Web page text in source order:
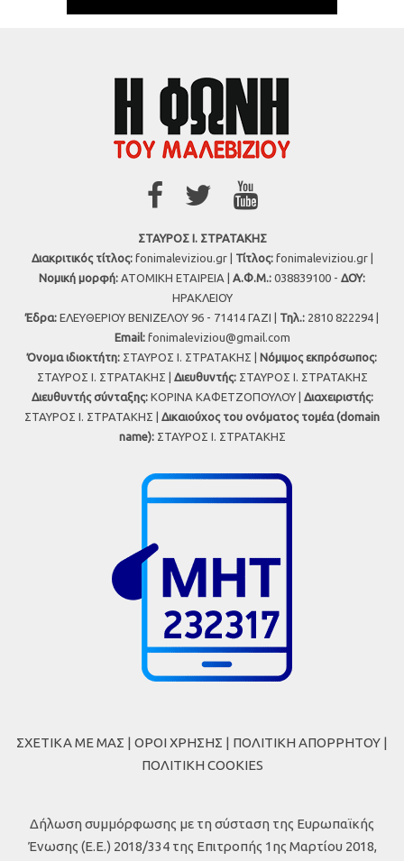
ΣΤΑΥΡΟΣ Ι. ΣΤΡΑΤΑΚΗΣ
Διακριτικός τίτλος:fonimaleviziou.gr | Τίτλος:fonimaleviziou.gr |
Νομική μορφή: ΑΤΟΜΙΚΗ ΕΤΑΙΡΕΙΑ | Α.Φ.Μ.: 038839100 - ΔΟΥ:
ΗΡΑΚΛΕΙΟΥ
Έδρα: ΕΛΕΥΘΕΡΙΟΥ ΒΕΝΙΖΕΛΟΥ 96 - 71414 ΓΑΖΙ | Τηλ.: 2810 822294 |
Εmail: fonimaleviziou@gmail.com
Όνομα ιδιοκτήτη: ΣΤΑΥΡΟΣ Ι. ΣΤΡΑΤΑΚΗΣ | Νόμιμος εκπρόσωπος:
ΣΤΑΥΡΟΣ Ι. ΣΤΡΑΤΑΚΗΣ | Διευθυντής:ΣΤΑΥΡΟΣ Ι. ΣΤΡΑΤΑΚΗΣ
Διευθυντής σύνταξης:ΚΟΡΙΝΑ ΚΑΦΕΤΖΟΠΟΥΛΟΥ | Διαχειριστής:
ΣΤΑΥΡΟΣ Ι. ΣΤΡΑΤΑΚΗΣ | Δικαιούχος του ονόματος τομέα (domain
name):ΣΤΑΥΡΟΣ Ι. ΣΤΡΑΤΑΚΗΣ
ΣΧΕΤΙΚΑ ΜΕ ΜΑΣ | ΟΡΟΙ ΧΡΗΣΗΣ | ΠΟΛΙΤΙΚΗ ΑΠΟΡΡΗΤΟΥ |
ΠΟΛΙΤΙΚΗ COOKIES
Δήλωση συμμόρφωσης με τη σύσταση της Ευρωπαϊκής
Ένωσης (Ε.Ε.) 2018/334 της Επιτροπής 1ης Μαρτίου 2018,